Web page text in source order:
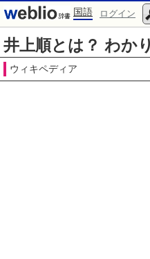
国語 ログイン
井上順とは？ わか
ウィキペディア